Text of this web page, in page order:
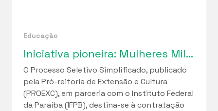
Educação
Iniciativa pioneira: Mulheres Mil Cuidados lança seleção de profissionais para implantação de Cuidotecas na Paraíba
O Processo Seletivo Simplificado, publicado
pela Pró-reitoria de Extensão e Cultura
(PROEXC), em parceria com o Instituto Federal
da Paraíba (IFPB), destina-se à contratação